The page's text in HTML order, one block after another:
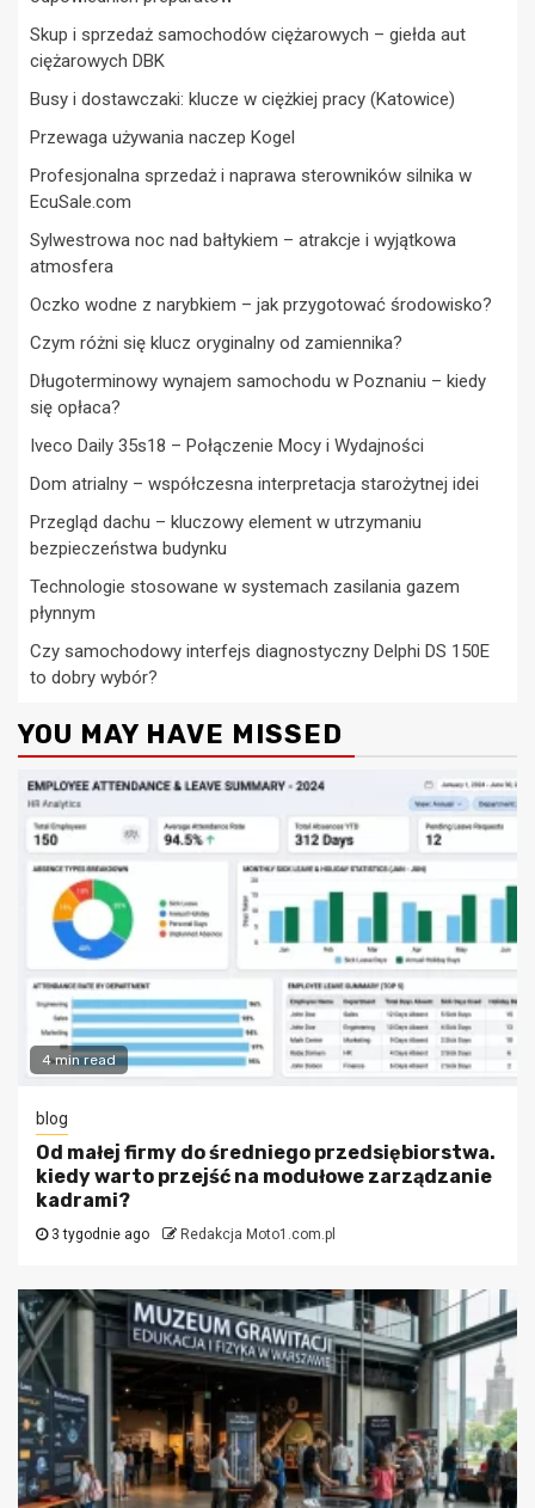
Skup i sprzedaż samochodów ciężarowych – giełda aut
ciężarowych DBK
Busy i dostawczaki: klucze w ciężkiej pracy (Katowice)
Przewaga używania naczep Kogel
Profesjonalna sprzedaż i naprawa sterowników silnika w
EcuSale.com
Sylwestrowa noc nad bałtykiem – atrakcje i wyjątkowa
atmosfera
Oczko wodne z narybkiem – jak przygotować środowisko?
Czym różni się klucz oryginalny od zamiennika?
Długoterminowy wynajem samochodu w Poznaniu – kiedy
się opłaca?
Iveco Daily 35s18 – Połączenie Mocy i Wydajności
Dom atrialny – współczesna interpretacja starożytnej idei
Przegląd dachu – kluczowy element w utrzymaniu
bezpieczeństwa budynku
Technologie stosowane w systemach zasilania gazem
płynnym
Czy samochodowy interfejs diagnostyczny Delphi DS 150E
to dobry wybór?
YOU MAY HAVE MISSED
4 min read
blog
Od małej firmy do średniego przedsiębiorstwa.
kiedy warto przejść na modułowe zarządzanie
kadrami?
3 tygodnie ago Redakcja Moto1.com.pl